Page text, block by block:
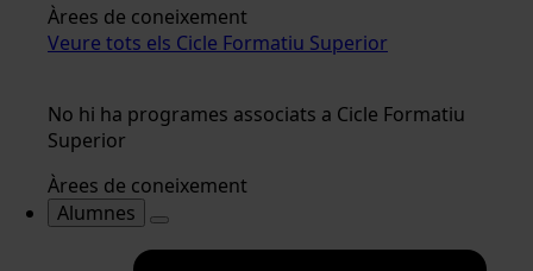
Àrees de coneixement
Veure tots els Cicle Formatiu Superior
No hi ha programes associats a Cicle Formatiu
Superior
Àrees de coneixement
Alumnes